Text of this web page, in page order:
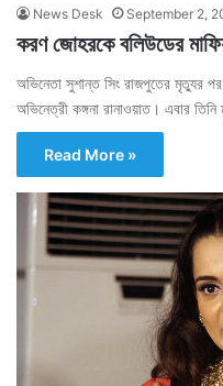
News Desk September 2,
করণ জোহরকে বলিউডের
অভিনেতা সুশান্ত সিং রাজপুতের মৃত্যুর
অভিনেত্রী কঙ্গনা রানাওয়াত। এবার
Read More »